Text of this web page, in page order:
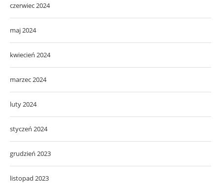
czerwiec 2024
maj 2024
kwiecień 2024
marzec 2024
luty 2024
styczeń 2024
grudzień 2023
listopad 2023